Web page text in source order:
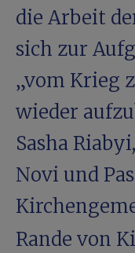
die Arbeit
sich zur
„vom Krieg
wieder
Sasha
Novi und
Rande von